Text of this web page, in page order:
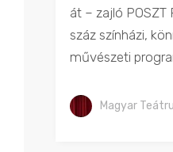
át – zajló
száz színházi,
művészeti
Magyar